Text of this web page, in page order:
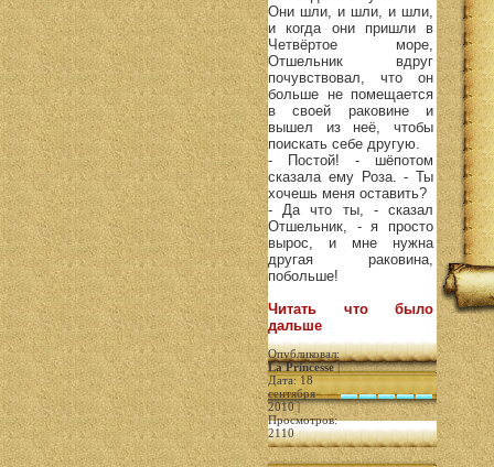
Они шли, и шли, и шли,
и когда они пришли в
Четвёртое море,
Отшельник вдруг
почувствовал, что он
больше не помещается
в своей раковине и
вышел из неё, чтобы
поискать себе другую.
- Постой! - шёпотом
сказала ему Роза. - Ты
хочешь меня оставить?
- Да что ты, - сказал
Отшельник, - я просто
вырос, и мне нужна
другая раковина,
побольше!
Читать что было
дальше
Опубликовал:
La Princesse|
Дата: 18
сентября
2010 |
Просмотров:
2110